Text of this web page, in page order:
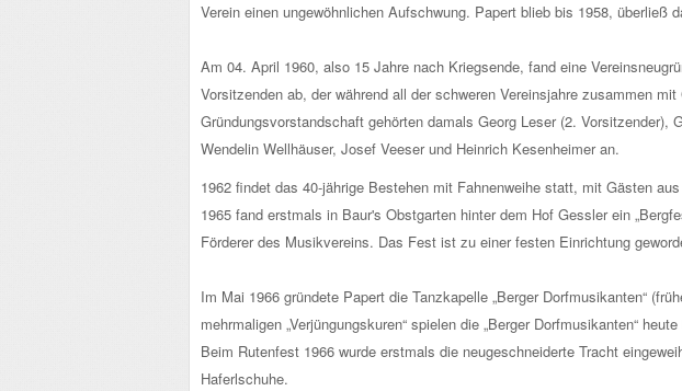
Verein einen ungewöhnlichen Aufschwung. Papert blieb bis 1958, überließ
Am 04. April 1960, also 15 Jahre nach Kriegsende, fand eine
Vorsitzenden ab, der während all der schweren Vereinsjahre zusammen
Gründungsvorstandschaft gehörten damals Georg Leser (2.
Wendelin Wellhäuser, Josef Veeser und Heinrich Kesenheimer an.
1962 findet das 40-jährige Bestehen mit Fahnenweihe statt, mit Gästen
1965 fand erstmals in Baur's Obstgarten hinter dem Hof Gessler ein
Förderer des Musikvereins. Das Fest ist zu einer festen Einrichtung
Im Mai 1966 gründete Papert die Tanzkapelle „Berger Dorfmusikanten“
mehrmaligen „Verjüngungskuren“ spielen die „Berger Dorfmusikanten“
Beim Rutenfest 1966 wurde erstmals die neugeschneiderte Tracht
Haferlschuhe.